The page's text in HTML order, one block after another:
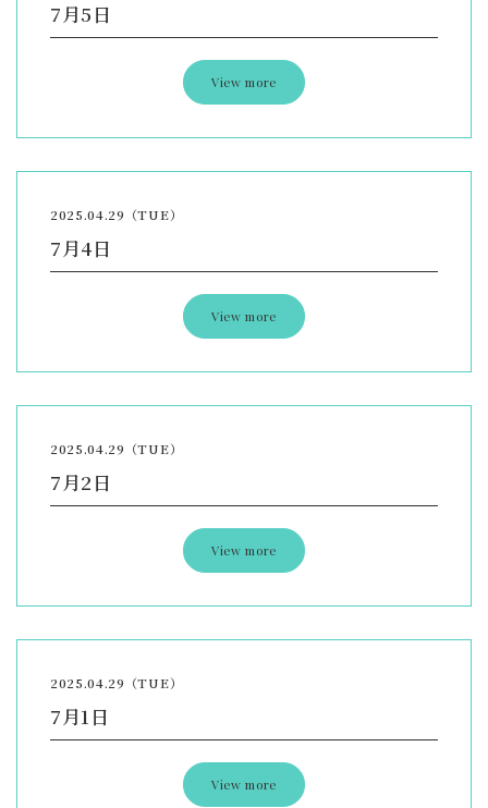
7月5日
View more
2025.04.29（TUE）
7月4日
View more
2025.04.29（TUE）
7月2日
View more
2025.04.29（TUE）
7月1日
View more